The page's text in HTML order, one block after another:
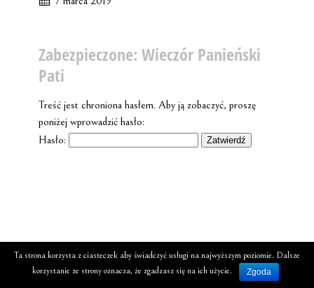
Zabezpieczone: Wieczór Panieński
Pati
Treść jest chroniona hasłem. Aby ją zobaczyć, proszę
poniżej wprowadzić hasło:
Hasło:
Ta strona korzysta z ciasteczek aby świadczyć usługi na najwyższym poziomie. Dalsze
korzystanie ze strony oznacza, że zgadzasz się na ich użycie.
Zgoda